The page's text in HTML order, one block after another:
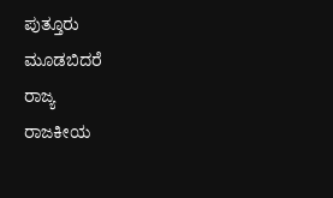
ಪುತ್ತೂರು
ಮೂಡಬಿದರೆ
ರಾಜ್ಯ
ರಾಜಕೀಯ